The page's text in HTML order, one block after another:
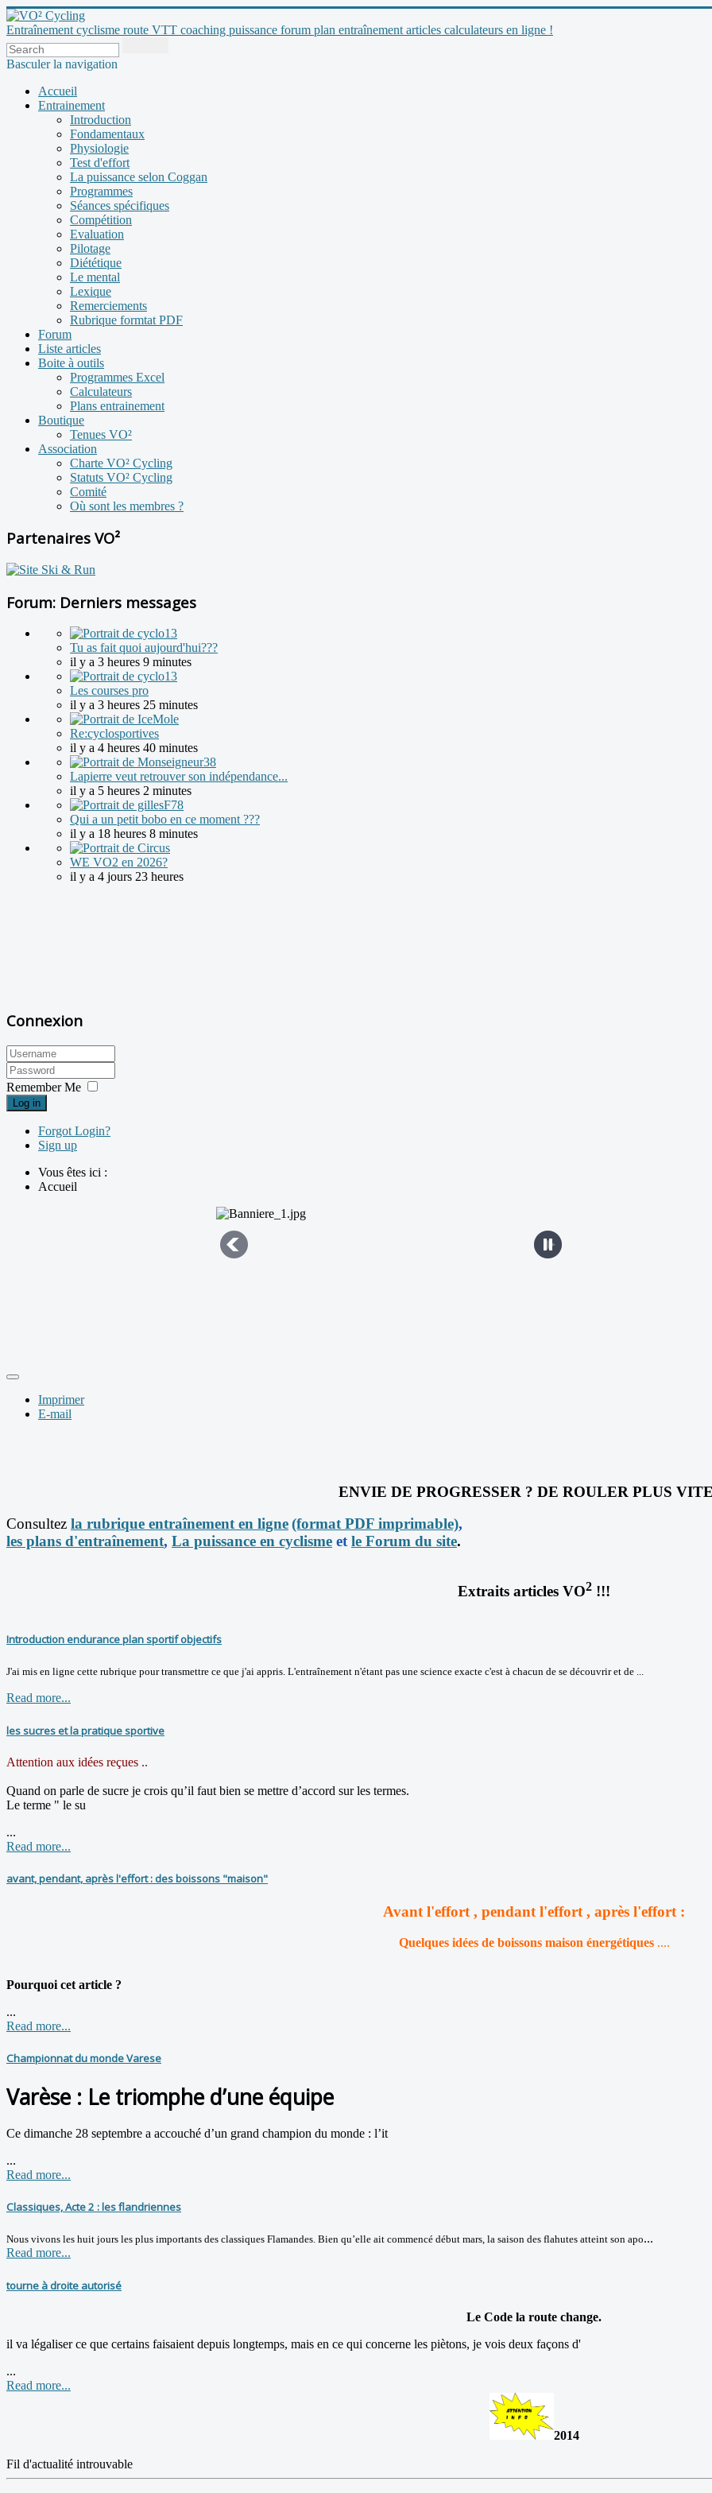
Entraînement cyclisme route VTT coaching puissance forum plan entraînement articles calculateurs en ligne !
Basculer la navigation
Accueil
Entrainement
Introduction
Fondamentaux
Physiologie
Test d'effort
La puissance selon Coggan
Programmes
Séances spécifiques
Compétition
Evaluation
Pilotage
Diététique
Le mental
Lexique
Remerciements
Rubrique formtat PDF
Forum
Liste articles
Boite à outils
Programmes Excel
Calculateurs
Plans entrainement
Boutique
Tenues VO²
Association
Charte VO² Cycling
Statuts VO² Cycling
Comité
Où sont les membres ?
Partenaires VO²
Forum: Derniers messages
Tu as fait quoi aujourd'hui???
il y a 3 heures 9 minutes
Les courses pro
il y a 3 heures 25 minutes
Re:cyclosportives
il y a 4 heures 40 minutes
Lapierre veut retrouver son indépendance...
il y a 5 heures 2 minutes
Qui a un petit bobo en ce moment ???
il y a 18 heures 8 minutes
WE VO2 en 2026?
il y a 4 jours 23 heures
Connexion
Remember Me
Log in
Forgot Login?
Sign up
Vous êtes ici :
Accueil
Imprimer
E-mail
ENVIE DE PROGRESSER ? DE ROULER PLUS
Consultez la rubrique entraînement en ligne(format PDF imprimable),
les plans d'entraînement, La puissance en cyclisme et le Forum du site.
Extraits articles VO2 !!!
Introduction endurance plan sportif objectifs
J'ai mis en ligne cette rubrique pour transmettre ce que j'ai appris. L'entraînement n'étant pas une science exacte c'est à chacun de se découvrir et de ...
Read more...
les sucres et la pratique sportive
Attention aux idées reçues ..
Quand on parle de sucre je crois qu’il faut bien se mettre d’accord sur les termes.
Le terme " le su
...
Read more...
avant, pendant, après l'effort : des boissons "maison"
Avant l'effort , pendant l'effort , après l'effort :
Quelques idées de boissons maison énergétiques ....
Pourquoi cet article ?
...
Read more...
Championnat du monde Varese
Varèse : Le triomphe d’une équipe
Ce dimanche 28 septembre a accouché d’un grand champion du monde : l’it
...
Read more...
Classiques, Acte 2 : les flandriennes
Nous vivons les huit jours les plus importants des classiques Flamandes. Bien qu’elle ait commencé début mars, la saison des flahutes atteint son apo...
Read more...
tourne à droite autorisé
Le Code la route change.
il va légaliser ce que certains faisaient depuis longtemps, mais en ce qui concerne les piètons, je vois deux façons d'
...
Read more...
2014
Fil d'actualité introuvable